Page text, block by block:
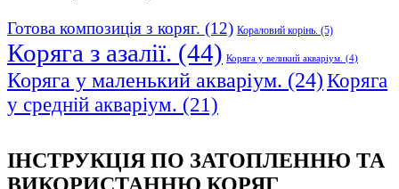
Готова композиція з коряг. (12) Кораловий корінь. (5)
Коряга з азалії. (44) Коряга у великий акваріум. (4)
Коряга у маленький акваріум. (24)Коряга
у средній акваріум. (21)
ІНСТРУКЦІЯ ПО ЗАТОПЛЕННЮ ТА
ВИКОРИСТАННЮ КОРЯГ